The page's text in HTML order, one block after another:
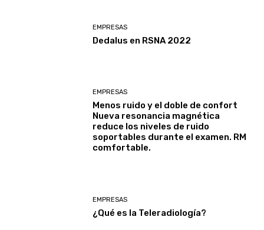
EMPRESAS
Dedalus en RSNA 2022
EMPRESAS
Menos ruido y el doble de confort
Nueva resonancia magnética
reduce los niveles de ruido
soportables durante el examen. RM
comfortable.
EMPRESAS
¿Qué es la Teleradiología?